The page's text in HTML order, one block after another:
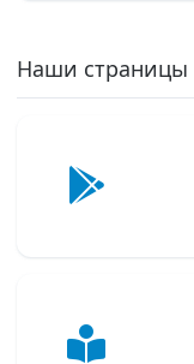
Наши страницы